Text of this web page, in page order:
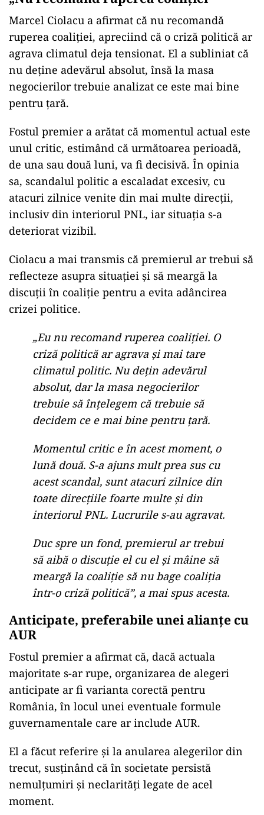
Marcel Ciolacu a afirmat că nu recomandă
ruperea coaliției, apreciind că o criză politică ar
agrava climatul deja tensionat. El a subliniat că
nu deține adevărul absolut, însă la masa
negocierilor trebuie analizat ce este mai bine
pentru țară.
Fostul premier a arătat că momentul actual este
unul critic, estimând că următoarea perioadă,
de una sau două luni, va fi decisivă. În opinia
sa, scandalul politic a escaladat excesiv, cu
atacuri zilnice venite din mai multe direcții,
inclusiv din interiorul PNL, iar situația s-a
deteriorat vizibil.
Ciolacu a mai transmis că premierul ar trebui să
reflecteze asupra situației și să meargă la
discuții în coaliție pentru a evita adâncirea
crizei politice.
„Eu nu recomand ruperea coaliției. O
criză politică ar agrava și mai tare
climatul politic. Nu dețin adevărul
absolut, dar la masa negocierilor
trebuie să înțelegem că trebuie să
decidem ce e mai bine pentru țară.
Momentul critic e în acest moment, o
lună două. S-a ajuns mult prea sus cu
acest scandal, sunt atacuri zilnice din
toate direcțiile foarte multe și din
interiorul PNL. Lucrurile s-au agravat.
Duc spre un fond, premierul ar trebui
să aibă o discuție el cu el și mâine să
meargă la coaliție să nu bage coaliția
într-o criză politică”, a mai spus acesta.
Anticipate, preferabile unei alianțe cu
AUR
Fostul premier a afirmat că, dacă actuala
majoritate s-ar rupe, organizarea de alegeri
anticipate ar fi varianta corectă pentru
România, în locul unei eventuale formule
guvernamentale care ar include AUR.
El a făcut referire și la anularea alegerilor din
trecut, susținând că în societate persistă
nemulțumiri și neclarități legate de acel
moment.